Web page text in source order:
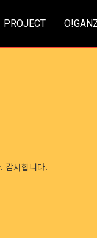
PROJECT
감사합니다.